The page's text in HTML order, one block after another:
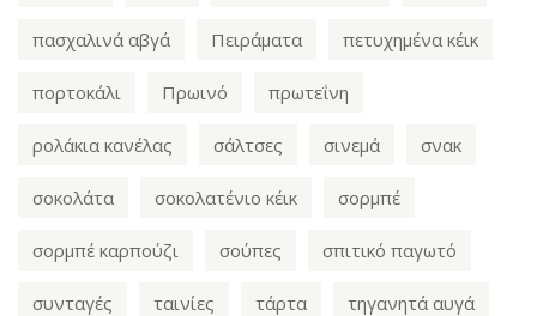
πασχαλινά αβγά Πειράματα πετυχημένα κέικ
πορτοκάλι Πρωινό πρωτεΐνη
ρολάκια κανέλας σάλτσες σινεμά σνακ
σοκολάτα σοκολατένιο κέικ σορμπέ
σορμπέ καρπούζι σούπες σπιτικό παγωτό
συνταγές ταινίες τάρτα τηγανητά αυγά